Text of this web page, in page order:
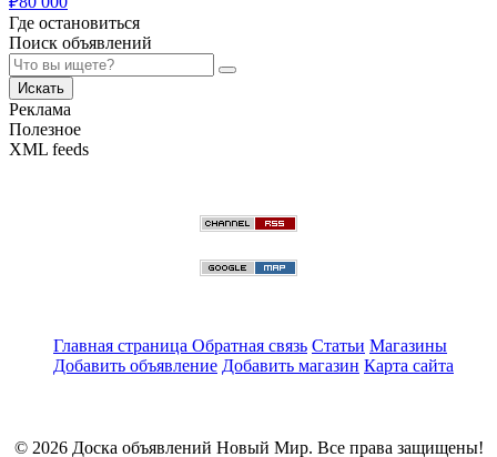
Где остановиться
Поиск объявлений
Искать
Реклама
Полезное
XML feeds
Главная страница Обратная связь Статьи Магазины
Добавить объявление Добавить магазин Карта сайта
© 2026 Доска объявлений Новый Мир. Все права защищены!